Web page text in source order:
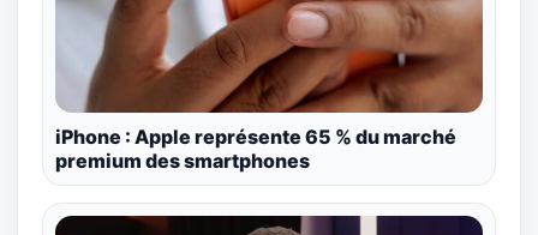
iPhone : Apple représente 65 % du marché
premium des smartphones